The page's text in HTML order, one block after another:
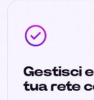
Gestisci
tua rete